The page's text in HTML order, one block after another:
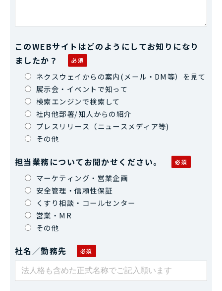
このWEBサイトはどのようにしてお知りになり
ましたか？
ネクスウェイからの案内(メール・DM等）を見て
展示会・イベントで知って
検索エンジンで検索して
社内他部署/知人からの紹介
プレスリリース（ニュースメディア等)
その他
担当業務についてお聞かせください。
マーケティング・営業企画
安全管理・信頼性保証
くすり相談・コールセンター
営業・MR
その他
社名／勤務先